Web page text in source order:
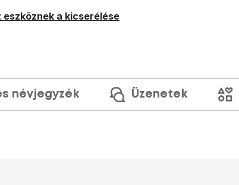
eszköznek a kicserélése
névjegyzék Üzenetek